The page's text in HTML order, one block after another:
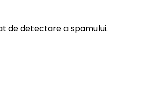
de detectare a spamului.